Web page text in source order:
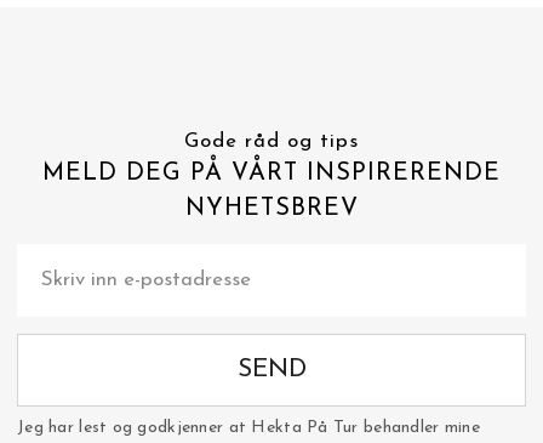
Gode råd og tips
MELD DEG PÅ VÅRT INSPIRERENDE
NYHETSBREV
SEND
Jeg har lest og godkjenner at Hekta På Tur behandler mine